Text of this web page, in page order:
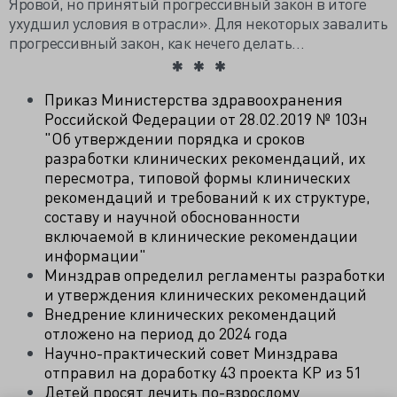
ухудшил условия в отрасли». Для некоторых завалить
прогрессивный закон, как нечего делать…
Приказ Министерства здравоохранения
Российской Федерации от 28.02.2019 № 103н
"Об утверждении порядка и сроков
разработки клинических рекомендаций, их
пересмотра, типовой формы клинических
рекомендаций и требований к их структуре,
составу и научной обоснованности
включаемой в клинические рекомендации
информации"
Минздрав определил регламенты разработки
и утверждения клинических рекомендаций
Внедрение клинических рекомендаций
отложено на период до 2024 года
Научно-практический совет Минздрава
отправил на доработку 43 проекта КР из 51
Детей просят лечить по-взрослому